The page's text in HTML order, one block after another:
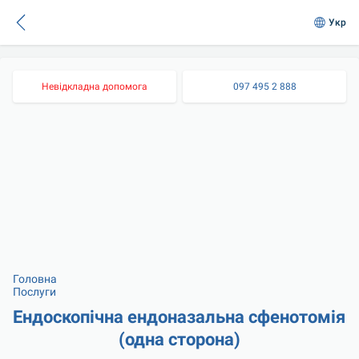
Укр
Невідкладна допомога 097 495 2 888
Головна
Послуги
Ендоскопічна ендоназальна сфенотомія
(одна сторона)